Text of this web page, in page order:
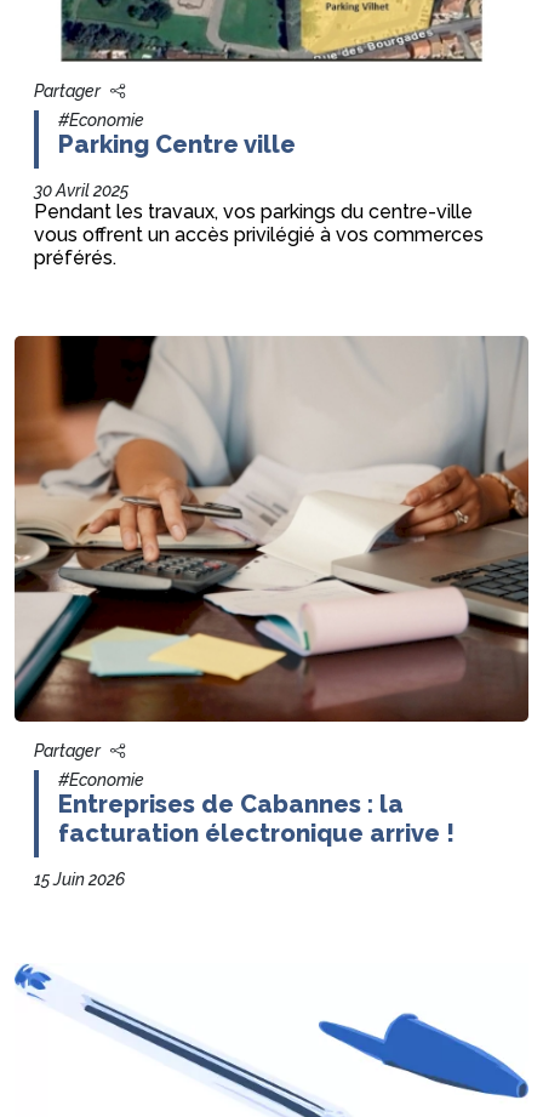
Partager
#Economie
Parking Centre ville
30 Avril 2025
Pendant les travaux, vos parkings du centre-ville
vous offrent un accès privilégié à vos commerces
préférés.
Partager
#Economie
Entreprises de Cabannes : la
facturation électronique arrive !
15 Juin 2026